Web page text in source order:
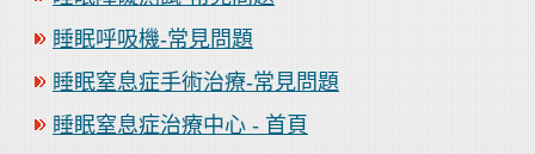
睡眠呼吸機-常見問題
睡眠窒息症手術治療-常見問題
睡眠窒息症治療中心 - 首頁